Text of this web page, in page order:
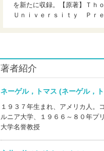
を新たに収録。【原著】Ｔ
Ｕｎｉｖｅｒｓｉｔｙ Ｐｒ
著者紹介
ネーゲル，トマス (ネーゲル
１９３７年生まれ、アメリカ人。
ルニア大学、１９６６～８０年プ
大学名誉教授